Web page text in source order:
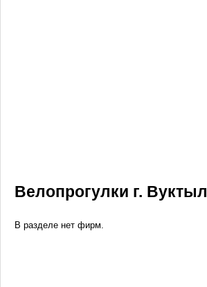
Велопрогулки г. Вуктыл
В разделе нет фирм.